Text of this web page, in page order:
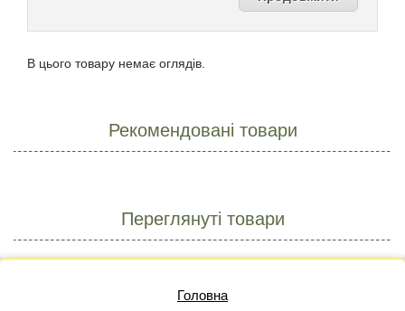
В цього товару немає оглядів.
Рекомендовані товари
Переглянуті товари
Головна